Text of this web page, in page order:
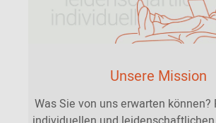
Unsere Mission
Was Sie von uns erwarten können?